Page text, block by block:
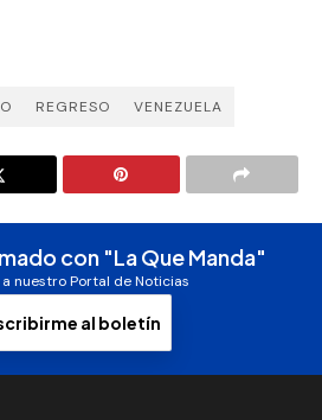
REGRESO VENEZUELA
con "La Que Manda"
nuestro Portal de Noticias
al boletín